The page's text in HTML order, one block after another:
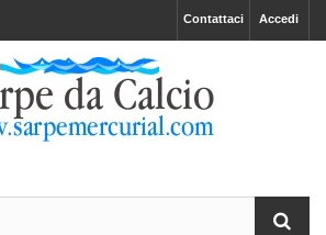
Accedi
Contattaci